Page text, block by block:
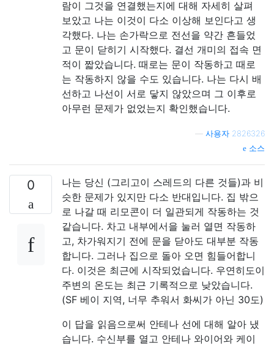
람이 그것을 연결했는지에 대해 자세히 살펴
보았고 나는 이것이 다소 이상해 보인다고 생
각했다. 나는 손가락으로 전선을 약간 흔들었
고 문이 닫히기 시작했다. 결선 개미의 접속 면
적이 짧았습니다. 때로는 문이 작동하고 때로
는 작동하지 않을 수도 있습니다. 나는 다시 배
선하고 나선이 서로 닿지 않았으며 그 이후로
아무런 문제가 없었는지 확인했습니다.
사용자 2826326
소스
0
나는 당신 (그리고이 스레드의 다른 것들)과 비
슷한 문제가 있지만 다소 반대입니다. 집 밖으
로 나갈 때 리모콘이 더 일관되게 작동하는 것
같습니다. 차고 내부에서을 눌러 열면 작동하
고, 차가워지기 전에 문을 닫아도 대부분 작동
합니다. 그러나 집으로 돌아 오면 힘들어합니
다. 이것은 최근에 시작되었습니다. 우연히도이
주변의 온도는 최근 기록적으로 낮았습니다.
(SF 베이 지역, 너무 추워서 화씨가 아닌 30도)
이 답을 읽음으로써 안테나 선에 대해 알아 냈
습니다. 수신부를 열고 안테나 와이어와 케이